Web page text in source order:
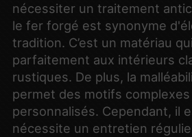
nécessiter un traitement
le fer forgé est synonyme
tradition. C’est un matériau
parfaitement aux intérieurs
rustiques. De plus, la
permet des motifs
personnalisés. Cependant, il
nécessite un entretien